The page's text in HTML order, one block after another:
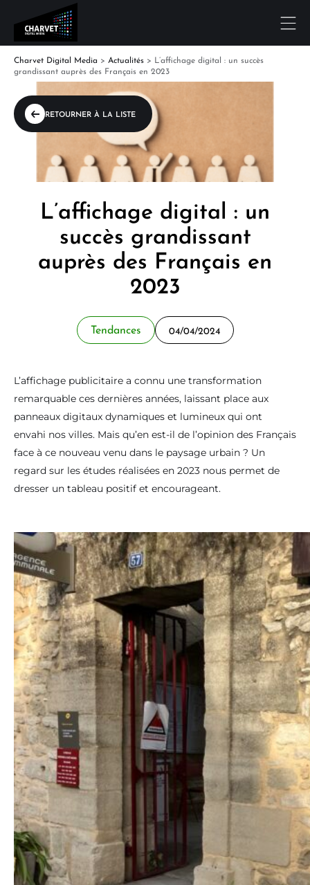
Charvet Digital Media > Actualités > L’affichage digital : un succès
grandissant auprès des Français en 2023
RETOURNER À LA LISTE
L’affichage digital : un
succès grandissant
auprès des Français en
2023
Tendances 04/04/2024
L’affichage publicitaire a connu une transformation
remarquable ces dernières années, laissant place aux
panneaux digitaux dynamiques et lumineux qui ont
envahi nos villes. Mais qu’en est-il de l’opinion des Français
face à ce nouveau venu dans le paysage urbain ? Un
regard sur les études réalisées en 2023 nous permet de
dresser un tableau positif et encourageant.